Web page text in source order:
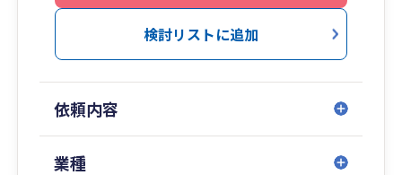
検討リストに追加
依頼内容
業種